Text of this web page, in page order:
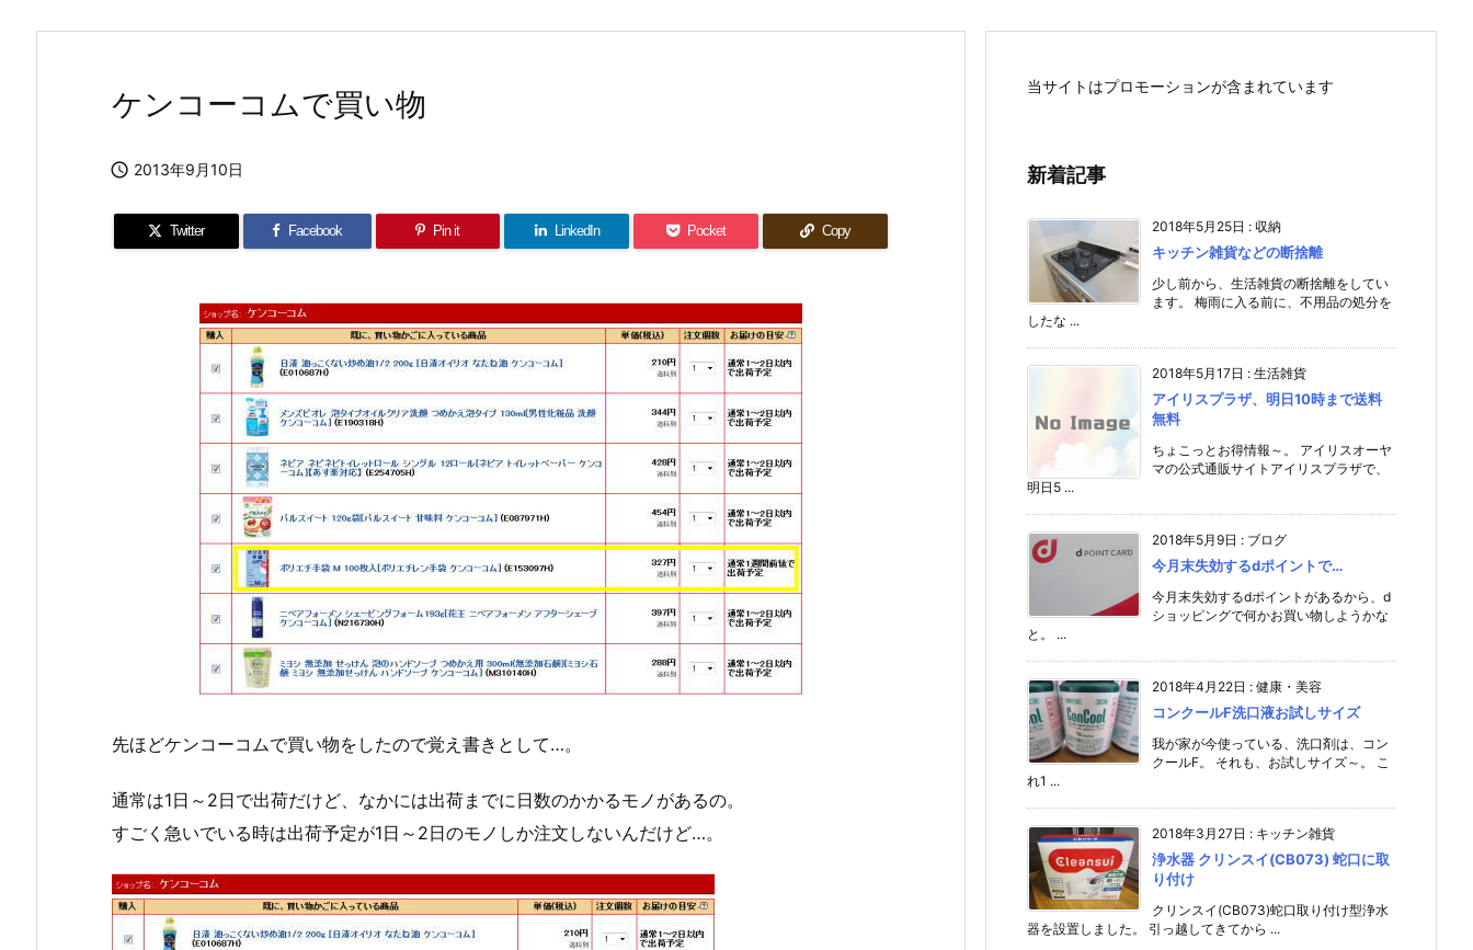
ケンコーコムで買い物
 2013年9月10日
Twitter Facebook Pin it LinkedIn Pocket Copy
先ほどケンコーコムで買い物をしたので覚え書きとして…。
通常は1日～2日で出荷だけど、なかには出荷までに日数のかかるモノがあるの。
すごく急いでいる時は出荷予定が1日～2日のモノしか注文しないんだけど…。
当サイトはプロモーションが含まれています
新着記事
2018年5月25日 : 収納
キッチン雑貨などの断捨離
少し前から、生活雑貨の断捨離をしてい
ます。 梅雨に入る前に、不用品の処分を
したな ...
2018年5月17日 : 生活雑貨
アイリスプラザ、明日10時まで送料
無料
ちょこっとお得情報～。 アイリスオーヤ
マの公式通販サイトアイリスプラザで、
明日5 ...
2018年5月9日 : ブログ
今月末失効するdポイントで…
今月末失効するdポイントがあるから、d
ショッピングで何かお買い物しようかな
と。 ...
2018年4月22日 : 健康・美容
コンクールF洗口液お試しサイズ
我が家が今使っている、洗口剤は、コン
クールF。 それも、お試しサイズ～。 こ
れ1 ...
2018年3月27日 : キッチン雑貨
浄水器 クリンスイ(CB073) 蛇口に取
り付け
クリンスイ(CB073)蛇口取り付け型浄水
器を設置しました。 引っ越してきてから ...